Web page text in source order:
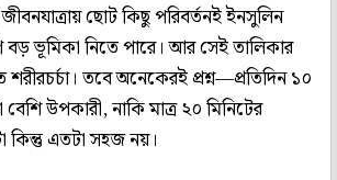
ছোট কিছু পরিবর্তনই ইনসুলিন
বড় ভূমিকা নিতে পারে। আর সেই তালিকার
শরীরচর্চা। তবে অনেকেরই প্রশ্ন—প্রতিদিন ১০
উপকারী, নাকি মাত্র ২০ মিনিটের
কিন্তু এতটা সহজ নয়।